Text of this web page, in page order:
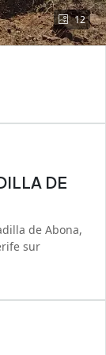
12
DE
de Abona,
sur